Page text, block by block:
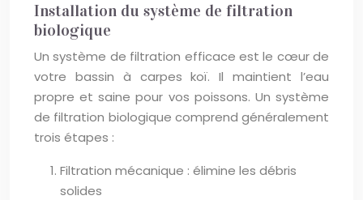
Installation du système de filtration
biologique
Un système de filtration efficace est le cœur de
votre bassin à carpes koï. Il maintient l’eau
propre et saine pour vos poissons. Un système
de filtration biologique comprend généralement
trois étapes :
Filtration mécanique : élimine les débris
solides